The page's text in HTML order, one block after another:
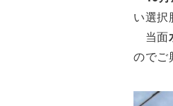
い選択
当面
のでご